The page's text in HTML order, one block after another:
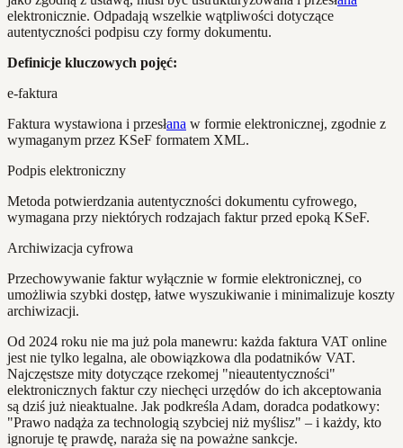
elektronicznie. Odpadają wszelkie wątpliwości dotyczące
autentyczności podpisu czy formy dokumentu.
Definicje kluczowych pojęć:
e-faktura
Faktura wystawiona i przesłana w formie elektronicznej, zgodnie z
wymaganym przez KSeF formatem XML.
Podpis elektroniczny
Metoda potwierdzania autentyczności dokumentu cyfrowego,
wymagana przy niektórych rodzajach faktur przed epoką KSeF.
Archiwizacja cyfrowa
Przechowywanie faktur wyłącznie w formie elektronicznej, co
umożliwia szybki dostęp, łatwe wyszukiwanie i minimalizuje koszty
archiwizacji.
Od 2024 roku nie ma już pola manewru: każda faktura VAT online
jest nie tylko legalna, ale obowiązkowa dla podatników VAT.
Najczęstsze mity dotyczące rzekomej "nieautentyczności"
elektronicznych faktur czy niechęci urzędów do ich akceptowania
są dziś już nieaktualne. Jak podkreśla Adam, doradca podatkowy:
"Prawo nadąża za technologią szybciej niż myślisz" – i każdy, kto
ignoruje tę prawdę, naraża się na poważne sankcje.